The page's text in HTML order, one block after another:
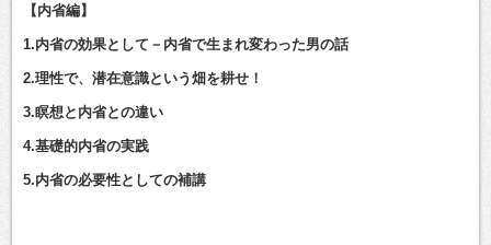
【内省編】
1.内省の効果として－内省で生まれ変わった男の話
2.理性で、潜在意識という畑を耕せ！
3.瞑想と内省との違い
4.基礎的内省の実践
5.内省の必要性としての補講